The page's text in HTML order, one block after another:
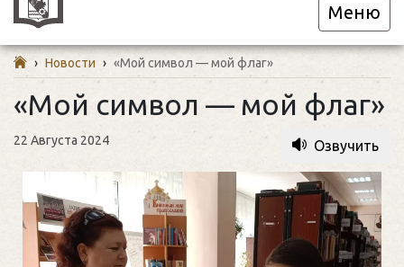
Меню
› Новости › «Мой символ — мой флаг»
«Мой символ — мой флаг»
22 Августа 2024 Озвучить